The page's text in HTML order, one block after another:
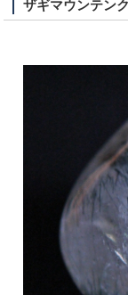
ザギマウンテン